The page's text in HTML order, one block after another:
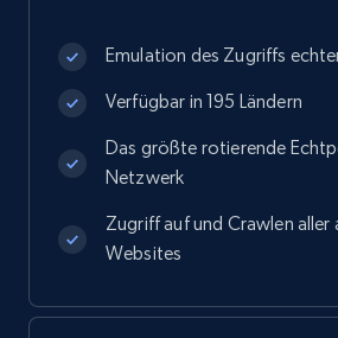
Emulation des Zugriffs
Verfügbar in 195 Ländern
Das größte rotierende
Netzwerk
Zugriff auf und Crawlen aller
Websites